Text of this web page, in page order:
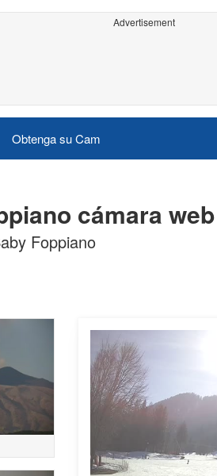
Advertisement
Obtenga su Cam
cámara
Foppiano